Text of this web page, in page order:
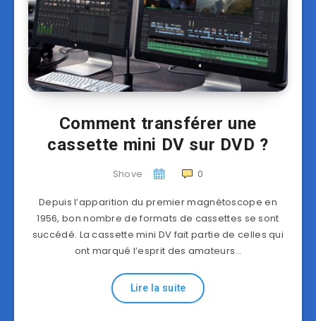
Comment transférer une
cassette mini DV sur DVD ?
Shove 0
Depuis l’apparition du premier magnétoscope en
1956, bon nombre de formats de cassettes se sont
succédé. La cassette mini DV fait partie de celles qui
ont marqué l’esprit des amateurs…
Lire la suite